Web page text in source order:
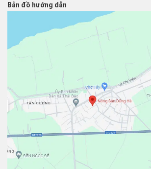
Bản đồ hướng dẫn